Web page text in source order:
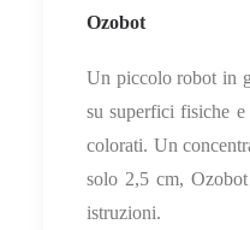
Ozobot
Un piccolo robot in
susuperfici fisiche
colorati. Un
solo 2,5 cm,
istruzioni.